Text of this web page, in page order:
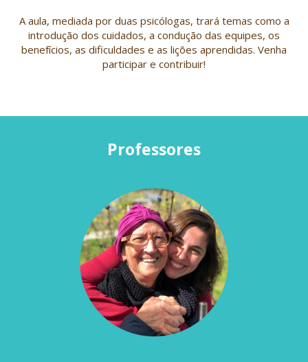
A aula, mediada por duas psicólogas, trará temas como a
introdução dos cuidados, a condução das equipes, os
benefícios, as dificuldades e as lições aprendidas. Venha
participar e contribuir!
Professores